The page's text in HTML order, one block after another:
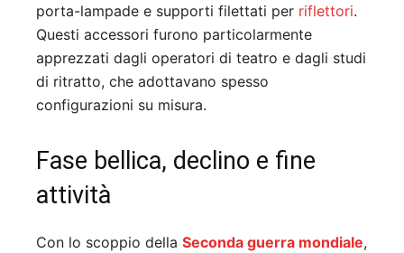
porta-lampade e supporti filettati per riflettori.
Questi accessori furono particolarmente
apprezzati dagli operatori di teatro e dagli studi
di ritratto, che adottavano spesso
configurazioni su misura.
Fase bellica, declino e fine
attività
Con lo scoppio della Seconda guerra mondiale,